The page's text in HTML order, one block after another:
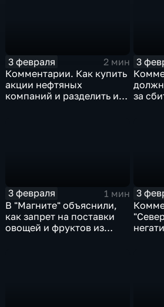
3 февраля
2 мин
Комментарии. Как купить
акции нефтяных
компаний и разделить их
3
за
3 февраля
1 мин
В "Магните" объяснили,
как запрет на поставки
овощей и фруктов из
3